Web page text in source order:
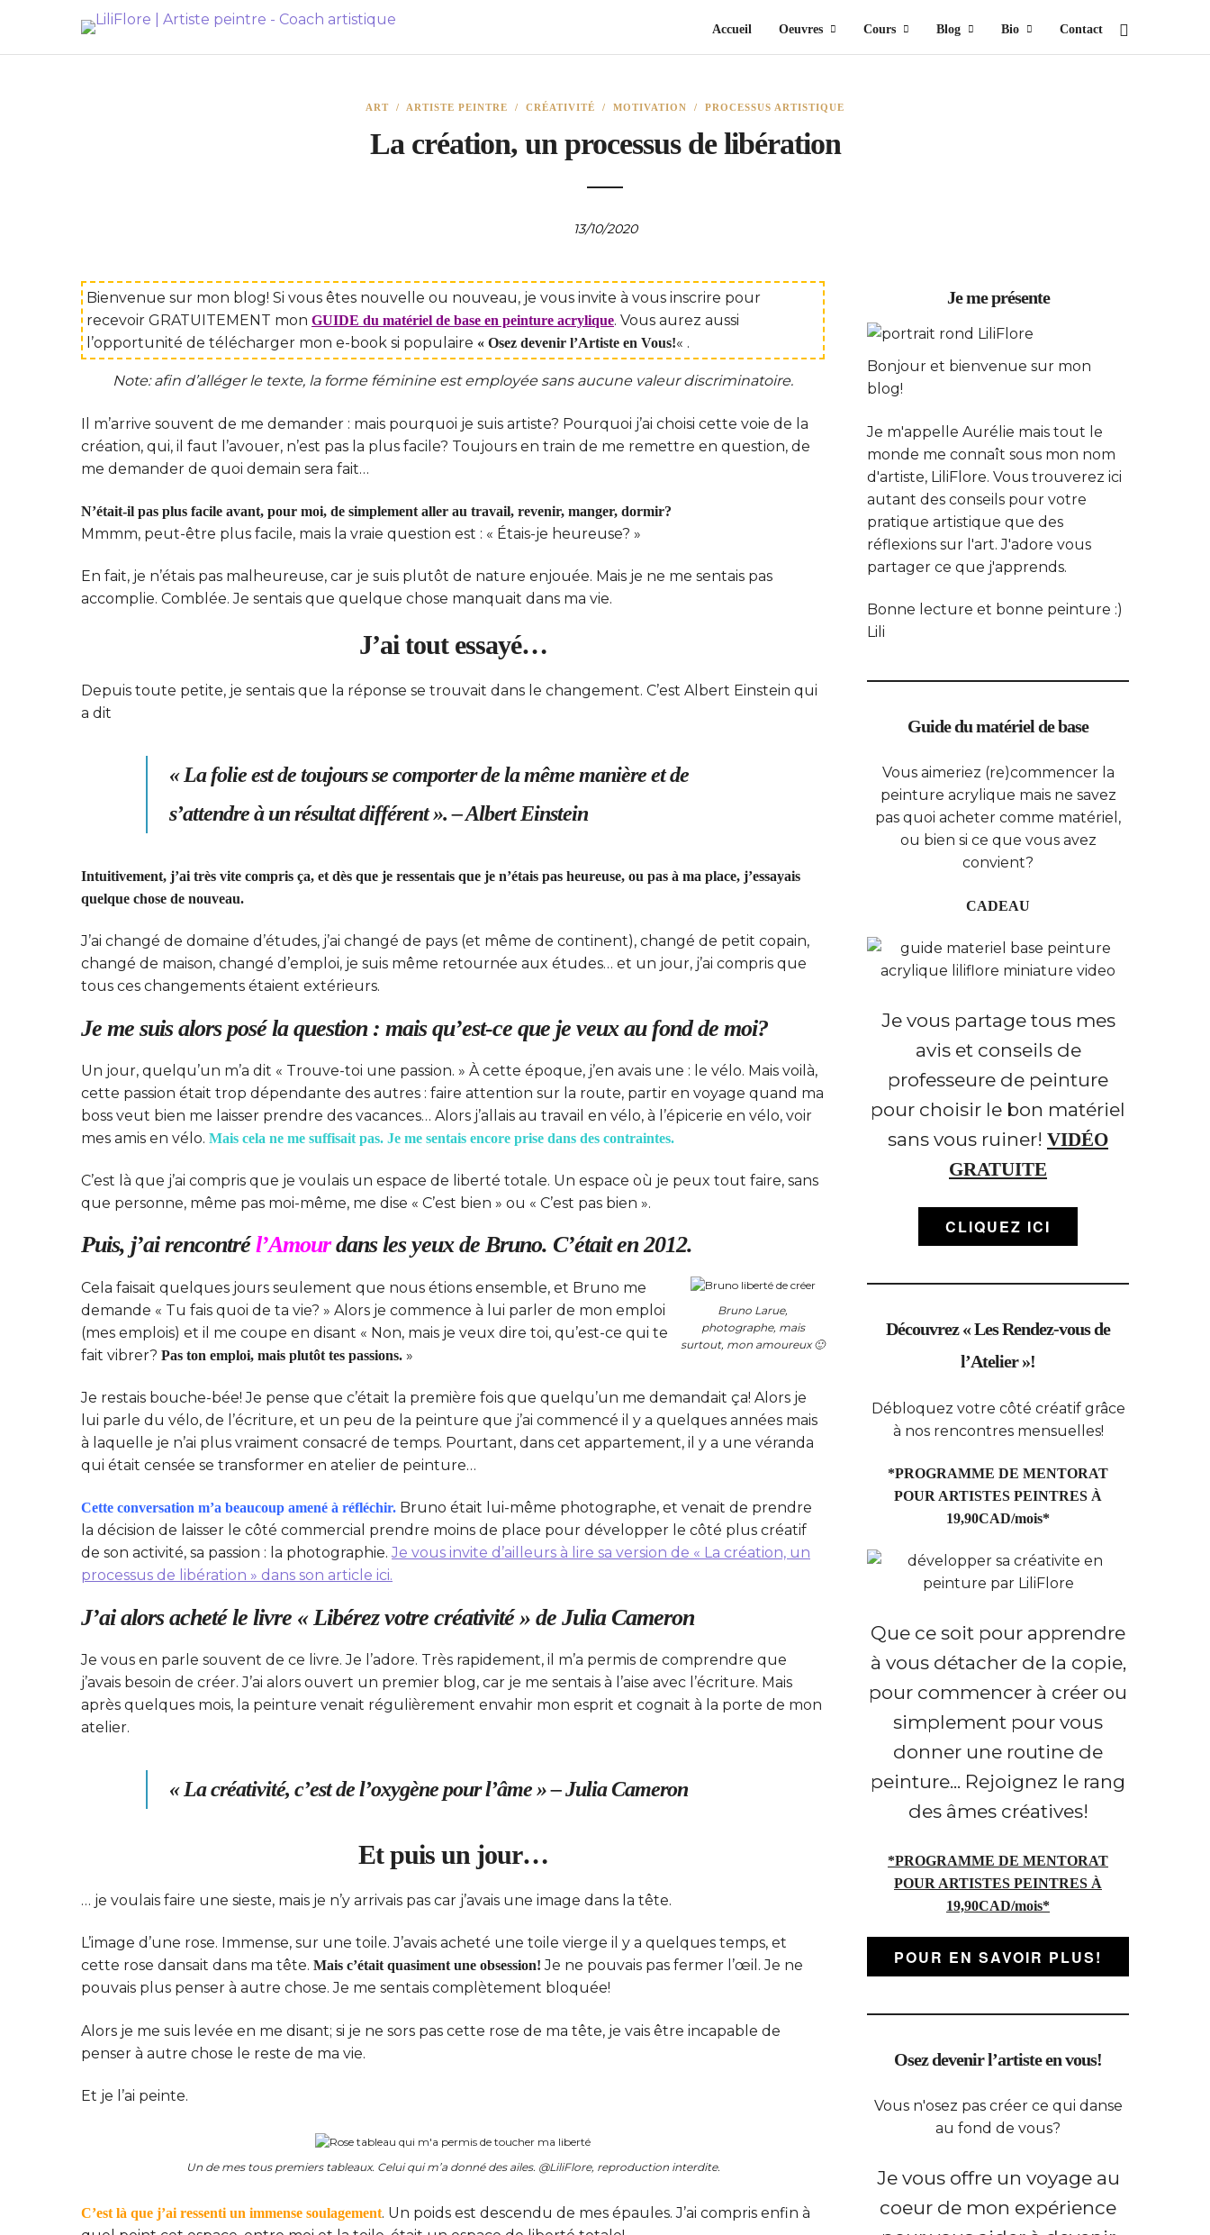
Accueil Oeuvres Cours Blog Bio Contact
ART / ARTISTE PEINTRE / CRÉATIVITÉ / MOTIVATION / PROCESSUS ARTISTIQUE
La création, un processus de libération
13/10/2020
Bienvenue sur mon blog! Si vous êtes nouvelle ou nouveau, je vous invite à vous inscrire pour
recevoir GRATUITEMENT mon GUIDE du matériel de base en peinture acrylique. Vous aurez aussi
l’opportunité de télécharger mon e-book si populaire « Osez devenir l’Artiste en Vous!« .
Note: afin d’alléger le texte, la forme féminine est employée sans aucune valeur discriminatoire.
Il m’arrive souvent de me demander : mais pourquoi je suis artiste? Pourquoi j’ai choisi cette voie de la
création, qui, il faut l’avouer, n’est pas la plus facile? Toujours en train de me remettre en question, de
me demander de quoi demain sera fait…
N’était-il pas plus facile avant, pour moi, de simplement aller au travail, revenir, manger, dormir?
Mmmm, peut-être plus facile, mais la vraie question est : « Étais-je heureuse? »
En fait, je n’étais pas malheureuse, car je suis plutôt de nature enjouée. Mais je ne me sentais pas
accomplie. Comblée. Je sentais que quelque chose manquait dans ma vie.
J’ai tout essayé…
Depuis toute petite, je sentais que la réponse se trouvait dans le changement. C’est Albert Einstein qui
a dit
« La folie est de toujours se comporter de la même manière et de
s’attendre à un résultat différent ». – Albert Einstein
Intuitivement, j’ai très vite compris ça, et dès que je ressentais que je n’étais pas heureuse, ou pas à ma place, j’essayais
quelque chose de nouveau.
J’ai changé de domaine d’études, j’ai changé de pays (et même de continent), changé de petit copain,
changé de maison, changé d’emploi, je suis même retournée aux études… et un jour, j’ai compris que
tous ces changements étaient extérieurs.
Je me suis alors posé la question : mais qu’est-ce que je veux au fond de moi?
Un jour, quelqu’un m’a dit « Trouve-toi une passion. » À cette époque, j’en avais une : le vélo. Mais voilà,
cette passion était trop dépendante des autres : faire attention sur la route, partir en voyage quand ma
boss veut bien me laisser prendre des vacances… Alors j’allais au travail en vélo, à l’épicerie en vélo, voir
mes amis en vélo. Mais cela ne me suffisait pas. Je me sentais encore prise dans des contraintes.
C’est là que j’ai compris que je voulais un espace de liberté totale. Un espace où je peux tout faire, sans
que personne, même pas moi-même, me dise « C’est bien » ou « C’est pas bien ».
Puis, j’ai rencontrél’Amourdans les yeux de Bruno. C’était en 2012.
Bruno Larue,
photographe, mais
surtout, mon amoureux 🙂
Cela faisait quelques jours seulement que nous étions ensemble, et Bruno me
demande « Tu fais quoi de ta vie? » Alors je commence à lui parler de mon emploi
(mes emplois) et il me coupe en disant « Non, mais je veux dire toi, qu’est-ce qui te
fait vibrer? Pas ton emploi, mais plutôt tes passions. »
Je restais bouche-bée! Je pense que c’était la première fois que quelqu’un me demandait ça! Alors je
lui parle du vélo, de l’écriture, et un peu de la peinture que j’ai commencé il y a quelques années mais
à laquelle je n’ai plus vraiment consacré de temps. Pourtant, dans cet appartement, il y a une véranda
qui était censée se transformer en atelier de peinture…
Cette conversation m’a beaucoup amené à réfléchir. Bruno était lui-même photographe, et venait de prendre
la décision de laisser le côté commercial prendre moins de place pour développer le côté plus créatif
de son activité, sa passion : la photographie. Je vous invite d’ailleurs à lire sa version de « La création, un
processus de libération » dans son article ici.
J’ai alors acheté le livre « Libérez votre créativité » de Julia Cameron
Je vous en parle souvent de ce livre. Je l’adore. Très rapidement, il m’a permis de comprendre que
j’avais besoin de créer. J’ai alors ouvert un premier blog, car je me sentais à l’aise avec l’écriture. Mais
après quelques mois, la peinture venait régulièrement envahir mon esprit et cognait à la porte de mon
atelier.
« La créativité, c’est de l’oxygène pour l’âme » – Julia Cameron
Et puis un jour…
… je voulais faire une sieste, mais je n’y arrivais pas car j’avais une image dans la tête.
L’image d’une rose. Immense, sur une toile. J’avais acheté une toile vierge il y a quelques temps, et
cette rose dansait dans ma tête. Mais c’était quasiment une obsession! Je ne pouvais pas fermer l’œil. Je ne
pouvais plus penser à autre chose. Je me sentais complètement bloquée!
Alors je me suis levée en me disant; si je ne sors pas cette rose de ma tête, je vais être incapable de
penser à autre chose le reste de ma vie.
Et je l’ai peinte.
Un de mes tous premiers tableaux. Celui qui m’a donné des ailes. @LiliFlore, reproduction interdite.
C’est là que j’ai ressenti un immense soulagement. Un poids est descendu de mes épaules. J’ai compris enfin à
Je me présente
Bonjour et bienvenue sur mon
blog!
Je m'appelle Aurélie mais tout le
monde me connaît sous mon nom
d'artiste, LiliFlore. Vous trouverez ici
autant des conseils pour votre
pratique artistique que des
réflexions sur l'art. J'adore vous
partager ce que j'apprends.
Bonne lecture et bonne peinture :)
Lili
Guide du matériel de base
Vous aimeriez (re)commencer la
peinture acrylique mais ne savez
pas quoi acheter comme matériel,
ou bien si ce que vous avez
convient?
CADEAU
Je vous partage tous mes
avis et conseils de
professeure de peinture
pour choisir le bon matériel
sans vous ruiner! VIDÉO
GRATUITE
CLIQUEZ ICI
Découvrez « Les Rendez-vous de
l’Atelier »!
Débloquez votre côté créatif grâce
à nos rencontres mensuelles!
*PROGRAMME DE MENTORAT
POUR ARTISTES PEINTRES À
19,90CAD/mois*
Que ce soit pour apprendre
à vous détacher de la copie,
pour commencer à créer ou
simplement pour vous
donner une routine de
peinture... Rejoignez le rang
des âmes créatives!
*PROGRAMME DE MENTORAT
POUR ARTISTES PEINTRES À
19,90CAD/mois*
POUR EN SAVOIR PLUS!
Osez devenir l’artiste en vous!
Vous n'osez pas créer ce qui danse
au fond de vous?
Je vous offre un voyage au
coeur de mon expérience